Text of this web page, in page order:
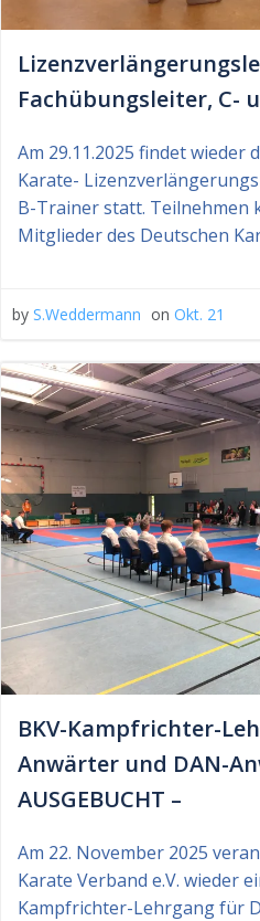
Fachübungsleiter, C-
Am 29.11.2025 findet wieder
Karate-
B-Trainer statt. Teilnehmen
Mitglieder des Deutschen
by S.Weddermann on Okt. 21
BKV-Kampfrichter-
Anwärter und DAN-
AUSGEBUCHT –
Am 22. November 2025
Karate Verband e.V. wieder
Kampfrichter-Lehrgang für